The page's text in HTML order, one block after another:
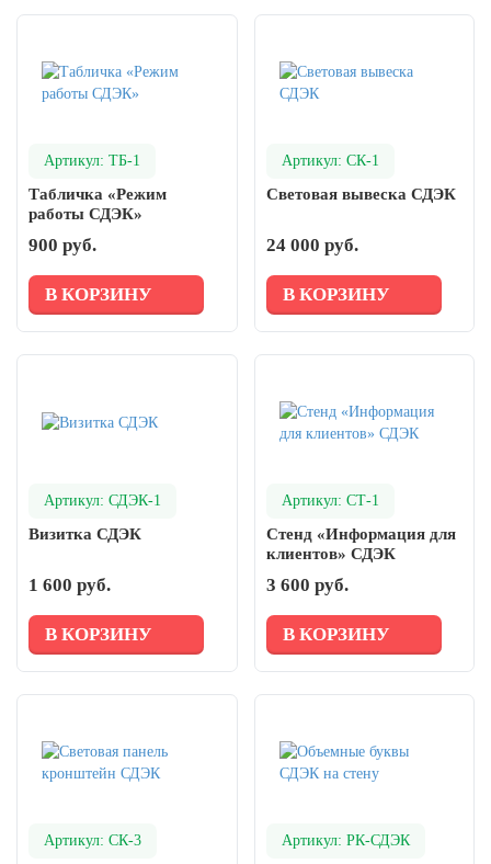
День рыбака (второе воскресенье
День ВМФ (последнее воскресенье
июля)
2 августа, День ВДВ
Артикул: ТБ-1
Табличка «Режим
работы СДЭК»
900 руб.
В КОРЗИНУ
Артикул: СК-1
Световая вывеска СДЭК
24 000 руб.
В КОРЗИНУ
Артикул: СДЭК-1
Визитка СДЭК
1 600 руб.
В КОРЗИНУ
Артикул: СТ-1
Стенд «Информация для
клиентов» СДЭК
3 600 руб.
В КОРЗИНУ
Артикул: СК-3 Артикул: РК-СДЭК